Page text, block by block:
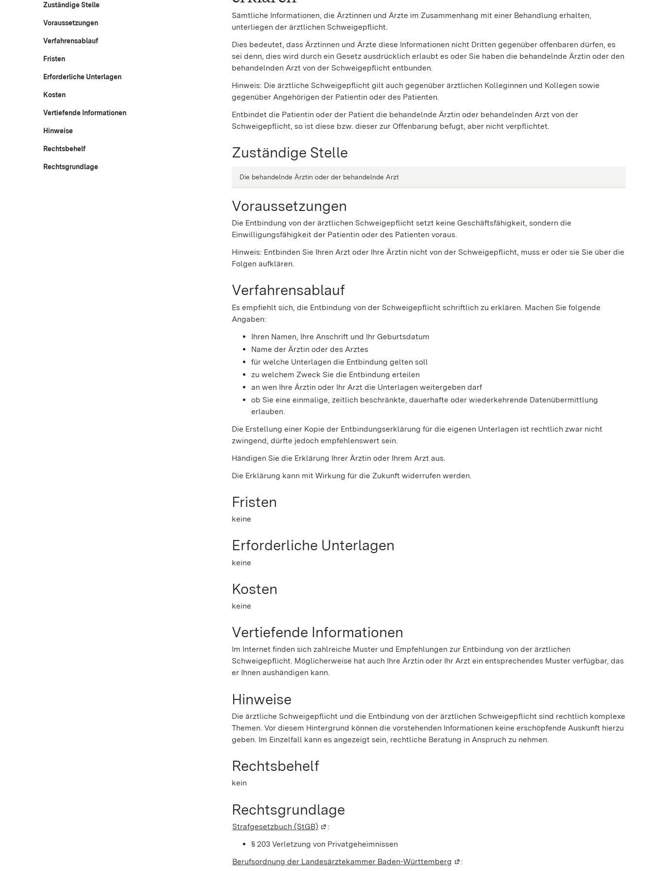
Zuständige Stelle
Voraussetzungen
Verfahrensablauf
Fristen
Erforderliche Unterlagen
Kosten
Vertiefende Informationen
Hinweise
Rechtsbehelf
Rechtsgrundlage
Sämtliche Informationen, die Ärztinnen und Ärzte im Zusammenhang mit einer Behandlung erhalten,
unterliegen der ärztlichen Schweigepflicht.
Dies bedeutet, dass Ärztinnen und Ärzte diese Informationen nicht Dritten gegenüber offenbaren dürfen, es
sei denn, dies wird durch ein Gesetz ausdrücklich erlaubt es oder Sie haben die behandelnde Ärztin oder den
behandelnden Arzt von der Schweigepflicht entbunden.
Hinweis: Die ärztliche Schweigepflicht gilt auch gegenüber ärztlichen Kolleginnen und Kollegen sowie
gegenüber Angehörigen der Patientin oder des Patienten.
Entbindet die Patientin oder der Patient die behandelnde Ärztin oder behandelnden Arzt von der
Schweigepflicht, so ist diese bzw. dieser zur Offenbarung befugt, aber nicht verpflichtet.
Zuständige Stelle
Die behandelnde Ärztin oder der behandelnde Arzt
Voraussetzungen
Die Entbindung von der ärztlichen Schweigepflicht setzt keine Geschäftsfähigkeit, sondern die
Einwilligungsfähigkeit der Patientin oder des Patienten voraus.
Hinweis: Entbinden Sie Ihren Arzt oder Ihre Ärztin nicht von der Schweigepflicht, muss er oder sie Sie über die
Folgen aufklären.
Verfahrensablauf
Es empfiehlt sich, die Entbindung von der Schweigepflicht schriftlich zu erklären. Machen Sie folgende
Angaben:
Ihren Namen, Ihre Anschrift und Ihr Geburtsdatum
Name der Ärztin oder des Arztes
für welche Unterlagen die Entbindung gelten soll
zu welchem Zweck Sie die Entbindung erteilen
an wen Ihre Ärztin oder Ihr Arzt die Unterlagen weitergeben darf
ob Sie eine einmalige, zeitlich beschränkte, dauerhafte oder wiederkehrende Datenübermittlung
erlauben.
Die Erstellung einer Kopie der Entbindungserklärung für die eigenen Unterlagen ist rechtlich zwar nicht
zwingend, dürfte jedoch empfehlenswert sein.
Händigen Sie die Erklärung Ihrer Ärztin oder Ihrem Arzt aus.
Die Erklärung kann mit Wirkung für die Zukunft widerrufen werden.
Fristen
keine
Erforderliche Unterlagen
keine
Kosten
keine
Vertiefende Informationen
Im Internet finden sich zahlreiche Muster und Empfehlungen zur Entbindung von der ärztlichen
Schweigepflicht. Möglicherweise hat auch Ihre Ärztin oder Ihr Arzt ein entsprechendes Muster verfügbar, das
er Ihnen aushändigen kann.
Hinweise
Die ärztliche Schweigepflicht und die Entbindung von der ärztlichen Schweigepflicht sind rechtlich komplexe
Themen. Vor diesem Hintergrund können die vorstehenden Informationen keine erschöpfende Auskunft hierzu
geben. Im Einzelfall kann es angezeigt sein, rechtliche Beratung in Anspruch zu nehmen.
Rechtsbehelf
kein
Rechtsgrundlage
Strafgesetzbuch (StGB) (Wird in einem neuen Fenster geöffnet)
:
§ 203 Verletzung von Privatgeheimnissen
Berufsordnung der Landesärztekammer Baden-Württemberg (Wird in einem neuen Fenster geöffnet)
: